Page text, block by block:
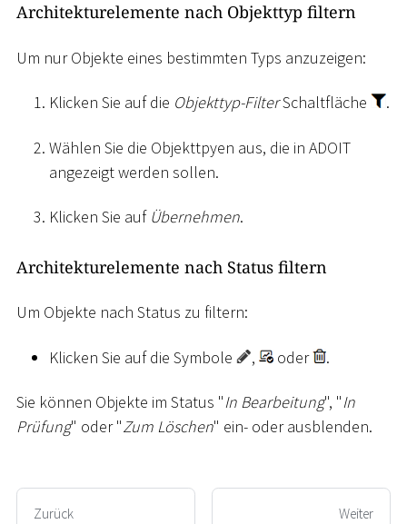
Architekturelemente nach Objekttyp filtern
Um nur Objekte eines bestimmten Typs anzuzeigen:
Klicken Sie auf die Objekttyp-FilterSchaltfläche .
Wählen Sie die Objekttpyen aus, die in ADOIT
angezeigt werden sollen.
Klicken Sie auf Übernehmen.
Architekturelemente nach Status filtern
Um Objekte nach Status zu filtern:
Klicken Sie auf die Symbole , oder .
Sie können Objekte im Status "In Bearbeitung", "In
Prüfung" oder "Zum Löschen" ein- oder ausblenden.
Zurück Weiter